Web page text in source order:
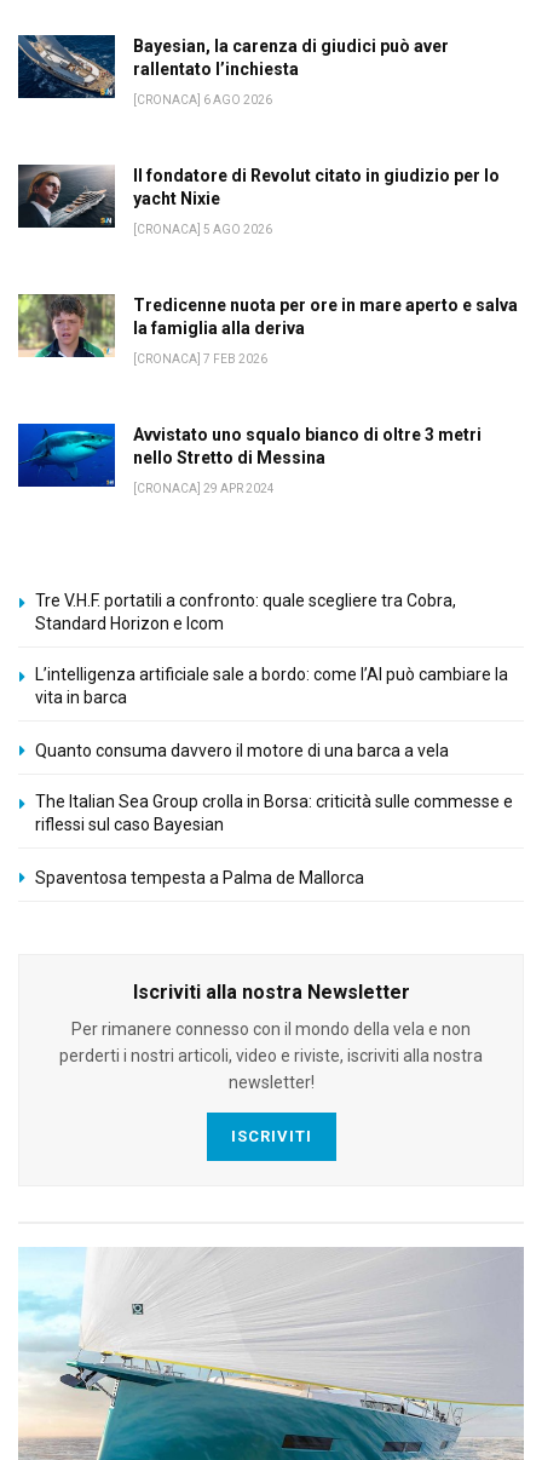
Bayesian, la carenza di giudici può aver
rallentato l’inchiesta
[CRONACA] 6 AGO 2026
Il fondatore di Revolut citato in giudizio per lo
yacht Nixie
[CRONACA] 5 AGO 2026
Tredicenne nuota per ore in mare aperto e salva
la famiglia alla deriva
[CRONACA] 7 FEB 2026
Avvistato uno squalo bianco di oltre 3 metri
nello Stretto di Messina
[CRONACA] 29 APR 2024
Tre V.H.F. portatili a confronto: quale scegliere tra Cobra,
Standard Horizon e Icom
L’intelligenza artificiale sale a bordo: come l’AI può cambiare la
vita in barca
Quanto consuma davvero il motore di una barca a vela
The Italian Sea Group crolla in Borsa: criticità sulle commesse e
riflessi sul caso Bayesian
Spaventosa tempesta a Palma de Mallorca
Iscriviti alla nostra Newsletter
Per rimanere connesso con il mondo della vela e non
perderti i nostri articoli, video e riviste, iscriviti alla nostra
newsletter!
ISCRIVITI